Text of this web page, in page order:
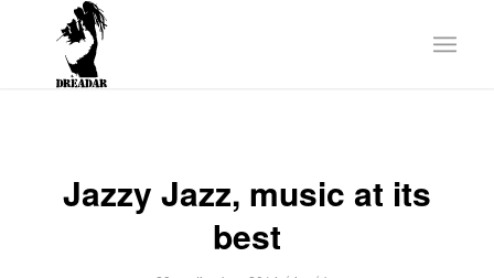
Jazzy Jazz, music at its
best